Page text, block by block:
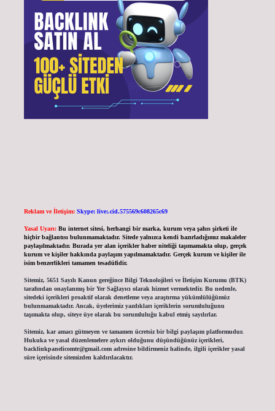
Reklam ve İletişim: Skype: live:.cid.575569c608265c69
Yasal Uyarı: Bu internet sitesi, herhangi bir marka, kurum veya şahıs şirketi ile
hiçbir bağlantısı bulunmamaktadır. Sitede yalnızca kendi hazırladığımız makaleler
paylaşılmaktadır. Burada yer alan içerikler haber niteliği taşımamakta olup, gerçek
kurum ve kişiler hakkında paylaşım yapılmamaktadır. Gerçek kurum ve kişiler ile
isim benzerlikleri tamamen tesadüfidir.
Sitemiz, 5651 Sayılı Kanun gereğince Bilgi Teknolojileri ve İletişim Kurumu (BTK)
tarafından onaylanmış bir Yer Sağlayıcı olarak hizmet vermektedir. Bu nedenle,
sitedeki içerikleri proaktif olarak denetleme veya araştırma yükümlülüğümüz
bulunmamaktadır. Ancak, üyelerimiz yazdıkları içeriklerin sorumluluğunu
taşımakta olup, siteye üye olarak bu sorumluluğu kabul etmiş sayılırlar.
Sitemiz, kar amacı gütmeyen ve tamamen ücretsiz bir bilgi paylaşım platformudur.
Hukuka ve yasal düzenlemelere aykırı olduğunu düşündüğünüz içerikleri,
backlinkpanelicomtr@gmail.comadresine bildirmeniz halinde, ilgili içerikler yasal
süre içerisinde sitemizden kaldırılacaktır.